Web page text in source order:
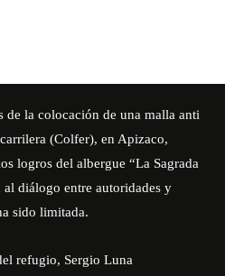
de la colocación de una malla anti
(Colfer), en Apizaco,
logros del albergue “La Sagrada
diálogo entre autoridades y
sido limitada.
refugio, Sergio Luna